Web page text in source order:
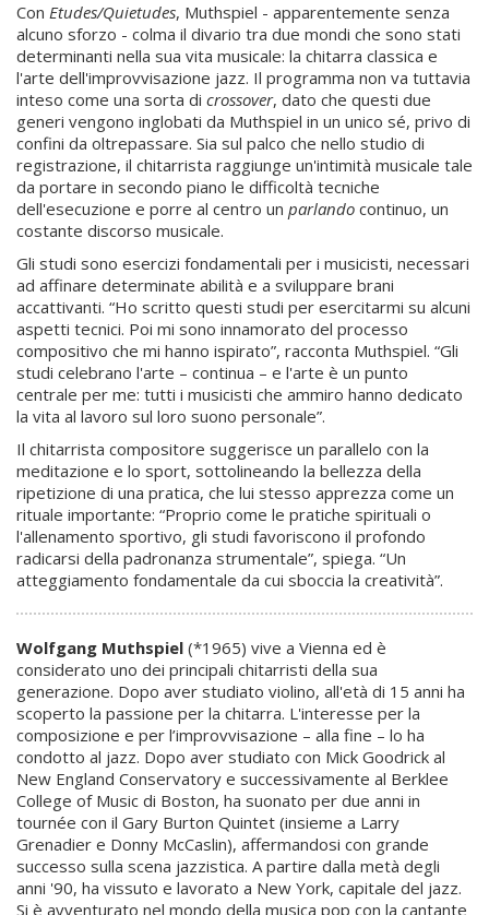
Con Etudes/Quietudes, Muthspiel - apparentemente senza
alcuno sforzo - colma il divario tra due mondi che sono stati
determinanti nella sua vita musicale: la chitarra classica e
l'arte dell'improvvisazione jazz. Il programma non va tuttavia
inteso come una sorta di crossover, dato che questi due
generi vengono inglobati da Muthspiel in un unico sé, privo di
confini da oltrepassare. Sia sul palco che nello studio di
registrazione, il chitarrista raggiunge un'intimità musicale tale
da portare in secondo piano le difficoltà tecniche
dell'esecuzione e porre al centro un parlando continuo, un
costante discorso musicale.
Gli studi sono esercizi fondamentali per i musicisti, necessari
ad affinare determinate abilità e a sviluppare brani
accattivanti. “Ho scritto questi studi per esercitarmi su alcuni
aspetti tecnici. Poi mi sono innamorato del processo
compositivo che mi hanno ispirato”, racconta Muthspiel. “Gli
studi celebrano l'arte – continua – e l'arte è un punto
centrale per me: tutti i musicisti che ammiro hanno dedicato
la vita al lavoro sul loro suono personale”.
Il chitarrista compositore suggerisce un parallelo con la
meditazione e lo sport, sottolineando la bellezza della
ripetizione di una pratica, che lui stesso apprezza come un
rituale importante: “Proprio come le pratiche spirituali o
l'allenamento sportivo, gli studi favoriscono il profondo
radicarsi della padronanza strumentale”, spiega. “Un
atteggiamento fondamentale da cui sboccia la creatività”.
Wolfgang Muthspiel (*1965) vive a Vienna ed è
considerato uno dei principali chitarristi della sua
generazione. Dopo aver studiato violino, all'età di 15 anni ha
scoperto la passione per la chitarra. L'interesse per la
composizione e per l’improvvisazione – alla fine – lo ha
condotto al jazz. Dopo aver studiato con Mick Goodrick al
New England Conservatory e successivamente al Berklee
College of Music di Boston, ha suonato per due anni in
tournée con il Gary Burton Quintet (insieme a Larry
Grenadier e Donny McCaslin), affermandosi con grande
successo sulla scena jazzistica. A partire dalla metà degli
anni '90, ha vissuto e lavorato a New York, capitale del jazz.
Si è avventurato nel mondo della musica pop con la cantante